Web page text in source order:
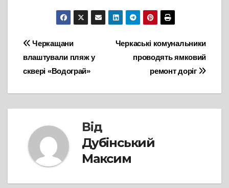
Навігація
записів
Черкаські комунальники
проводять ямковий
ремонт доріг
Черкащани
влаштували пляж у
сквері «Водограй»
Від
Дубінський
Максим